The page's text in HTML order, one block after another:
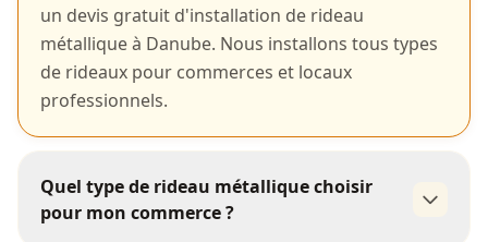
un devis gratuit d'installation de rideau
métallique à Danube. Nous installons tous types
de rideaux pour commerces et locaux
professionnels.
Quel type de rideau métallique choisir
pour mon commerce ?